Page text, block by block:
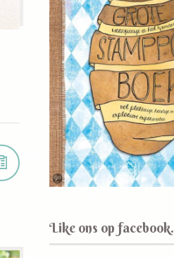
Like ons op facebook.